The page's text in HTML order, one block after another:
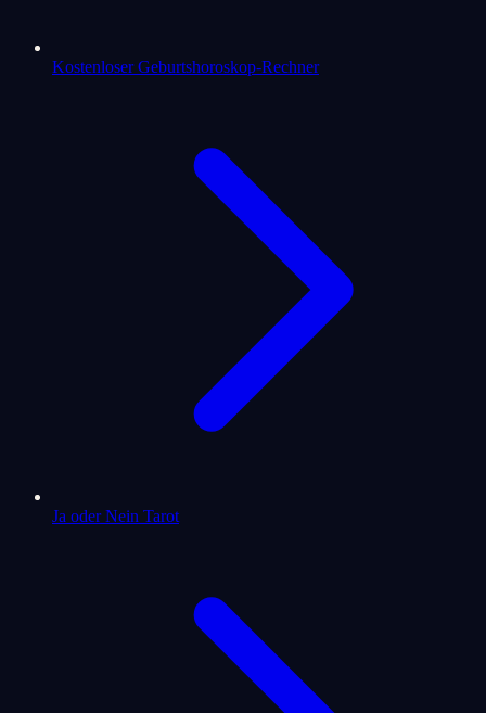
Kostenloser Geburtshoroskop-Rechner
Ja oder Nein Tarot